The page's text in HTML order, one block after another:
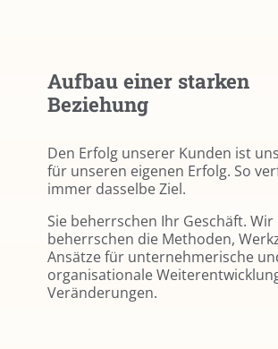
Aufbau einer starken
Beziehung
Den Erfolg unserer Kunden ist
für unseren eigenen Erfolg. So
immer dasselbe Ziel.
Sie beherrschen Ihr Geschäft. Wir
beherrschen die Methoden,
Ansätze für unternehmerische
organisationale
Veränderungen.